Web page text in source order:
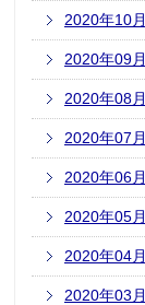
2020年10月
2020年09月
2020年08月
2020年07月
2020年06月
2020年05月
2020年04月
2020年03月